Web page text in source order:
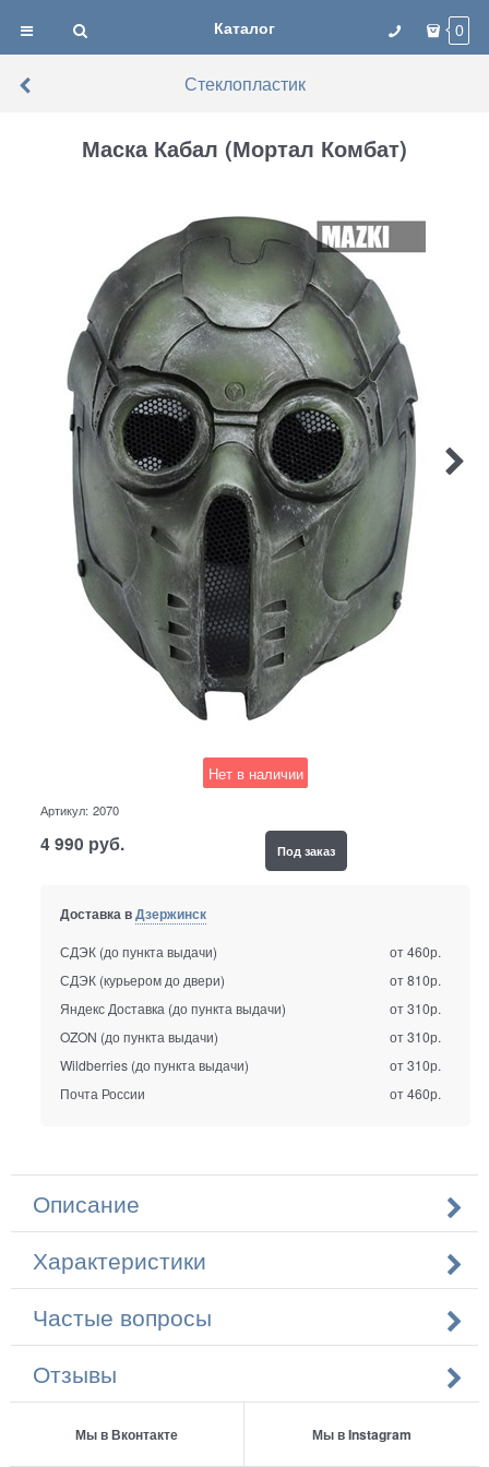
Каталог 0
Стеклопластик
Маска Кабал (Мортал Комбат)
Нет в наличии
Артикул: 2070
4 990 руб. Под заказ
Доставка вДзержинск
СДЭК (до пункта выдачи)
от 460р.
СДЭК (курьером до двери)
от 810р.
Яндекс Доставка (до пункта выдачи)
от 310р.
OZON (до пункта выдачи)
от 310р.
Wildberries (до пункта выдачи)
от 310р.
Почта России
от 460р.
Описание
Характеристики
Частые вопросы
Отзывы
Мы в Вконтакте Мы в Instagram